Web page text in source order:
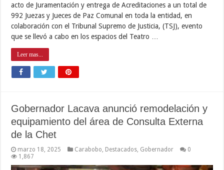
acto de Juramentación y entrega de Acreditaciones a un total de
992 Juezas y Jueces de Paz Comunal en toda la entidad, en
colaboración con el Tribunal Supremo de Justicia, (TSJ), evento
que se llevó a cabo en los espacios del Teatro …
Leer mas...
Gobernador Lacava anunció remodelación y
equipamiento del área de Consulta Externa
de la Chet
marzo 18, 2025 Carabobo Destacados Gobernador
0
1,867